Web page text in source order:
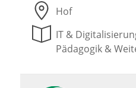
Hof
IT &
Pädagogik &